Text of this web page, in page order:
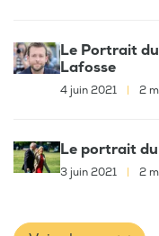
Le Portrait
Lafosse
4 juin 2021 | 2
Le portrait
3 juin 2021 | 2